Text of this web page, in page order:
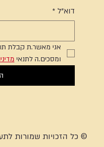
דוא"ל *
ומסכים.ה לתנאי
© כל הזכויות שמורות